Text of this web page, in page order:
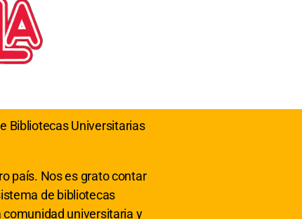
Bibliotecas Universitarias
país. Nos es grato contar
de bibliotecas
universitaria y